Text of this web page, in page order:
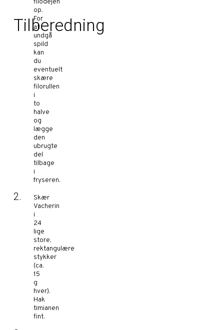
Tilberedning
op.
For
at
undgå
spild
kan
du
eventuelt
skære
filorullen
i
to
halve
og
lægge
den
ubrugte
del
tilbage
i
fryseren.
Skær
Vacherin
i
24
lige
store,
rektangulære
stykker
(ca.
15
g
hver).
Hak
timianen
fint.